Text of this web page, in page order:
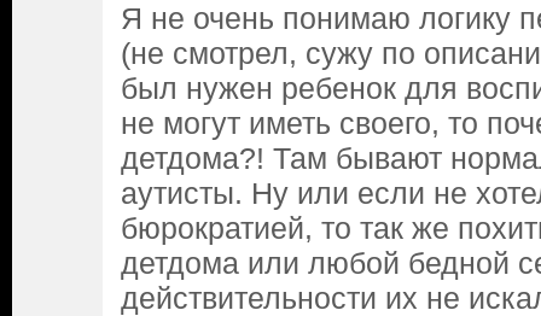
Я не очень понимаю логику
(не смотрел, сужу по
был нужен ребенок для
не могут иметь своего, то
детдома?! Там бывают
аутисты. Ну или если не
бюрократией, то так же
детдома или любой бедной
действительности их не